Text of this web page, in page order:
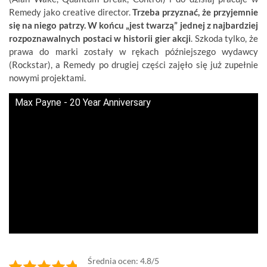
Remedy jako creative director.Trzeba przyznać, że przyjemnie
się na niego patrzy. W końcu „jest twarzą” jednej z najbardziej
rozpoznawalnych postaci w historii gier akcji. Szkoda tylko, że
prawa do marki zostały w rękach późniejszego wydawcy
(Rockstar), a Remedy po drugiej części zajęło się już zupełnie
nowymi projektami.
Max Payne - 20 Year Anniversary
Średnia ocen: 4.8/5